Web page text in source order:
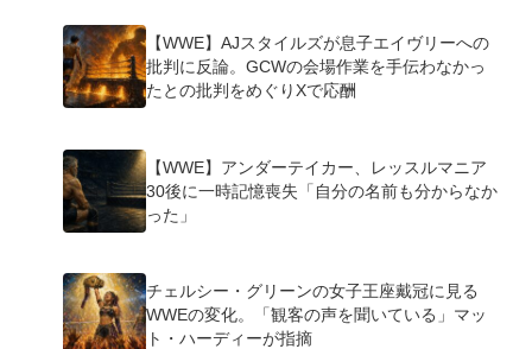
【WWE】AJスタイルズが息子エイヴリーへの
批判に反論。GCWの会場作業を手伝わなかっ
たとの批判をめぐりXで応酬
【WWE】アンダーテイカー、レッスルマニア
30後に一時記憶喪失「自分の名前も分からなか
った」
チェルシー・グリーンの女子王座戴冠に見る
WWEの変化。「観客の声を聞いている」マッ
ト・ハーディーが指摘